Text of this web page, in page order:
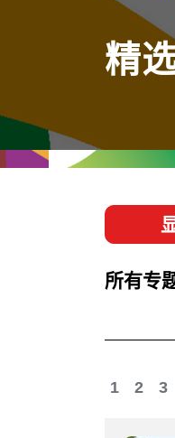
独特优势
最新活
都会生活
初创企业
推广香
推广
媒体资讯
精
所有专
1 2 3